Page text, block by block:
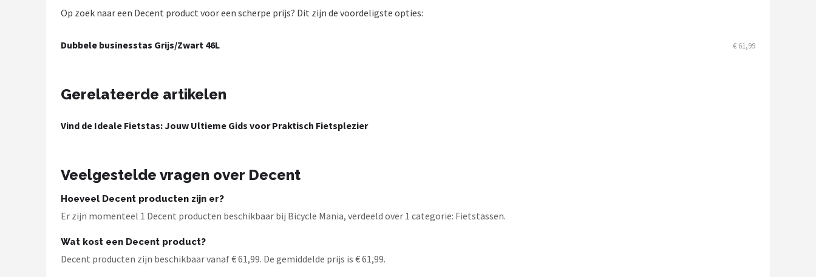
BBB Cycling
Voltano
Shimano
Op zoek naar een Decent product voor een scherpe prijs? Dit zijn de voordeligste opties:
Dubbele businesstas Grijs/Zwart 46L € 61,99
Gerelateerde artikelen
Vind de Ideale Fietstas: Jouw Ultieme Gids voor Praktisch Fietsplezier
Veelgestelde vragen over Decent
Hoeveel Decent producten zijn er?
Er zijn momenteel 1 Decent producten beschikbaar bij Bicycle Mania, verdeeld over 1 categorie: Fietstassen.
Wat kost een Decent product?
Decent producten zijn beschikbaar vanaf € 61,99. De gemiddelde prijs is € 61,99.